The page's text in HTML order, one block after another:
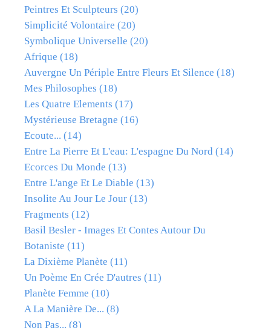
Peintres Et Sculpteurs (20)
Simplicité Volontaire (20)
Symbolique Universelle (20)
Afrique (18)
Auvergne Un Périple Entre Fleurs Et Silence (18)
Mes Philosophes (18)
Les Quatre Elements (17)
Mystérieuse Bretagne (16)
Ecoute... (14)
Entre La Pierre Et L'eau: L'espagne Du Nord (14)
Ecorces Du Monde (13)
Entre L'ange Et Le Diable (13)
Insolite Au Jour Le Jour (13)
Fragments (12)
Basil Besler - Images Et Contes Autour Du
Botaniste (11)
La Dixième Planète (11)
Un Poème En Crée D'autres (11)
Planète Femme (10)
A La Manière De... (8)
Non Pas... (8)